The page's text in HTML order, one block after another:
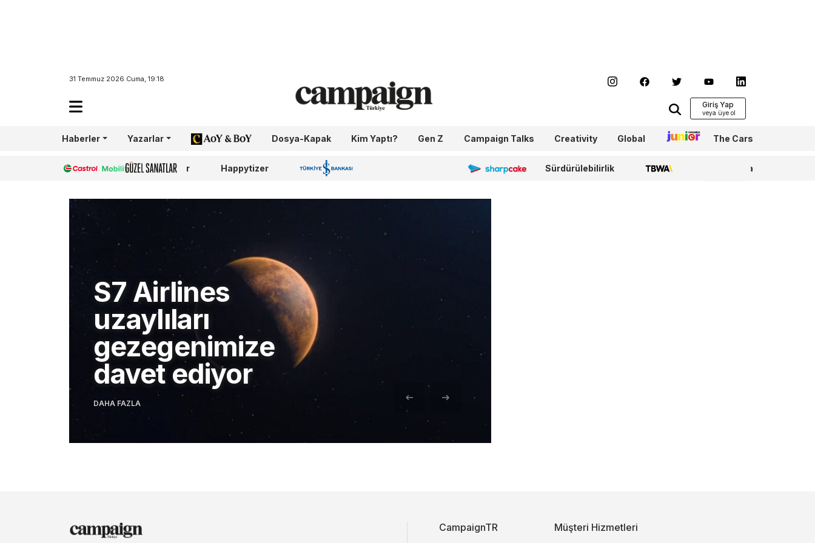
31 Temmuz 2026 Cuma, 19:18
Giriş Yap
Haberler Yazarlar AoY/BoY Dosya-Kapak Kim Yaptı? Gen Z Campaign Talks Creativity Global Junior The Cars
Castrol Güzel Sanatlar Happytizer İş Bankası 100.Yıl Sharpcake Sürdürülebilirlik TBWA WPP Media
S7 Airlines
uzaylıları
gezegenimize
davet ediyor
DAHA FAZLA
CampaignTR Müşteri Hizmetleri